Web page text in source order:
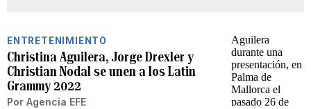
ENTRETENIMIENTO
Christina Aguilera, Jorge Drexler y
Christian Nodal se unen a los Latin
Grammy 2022
Por Agencia EFE